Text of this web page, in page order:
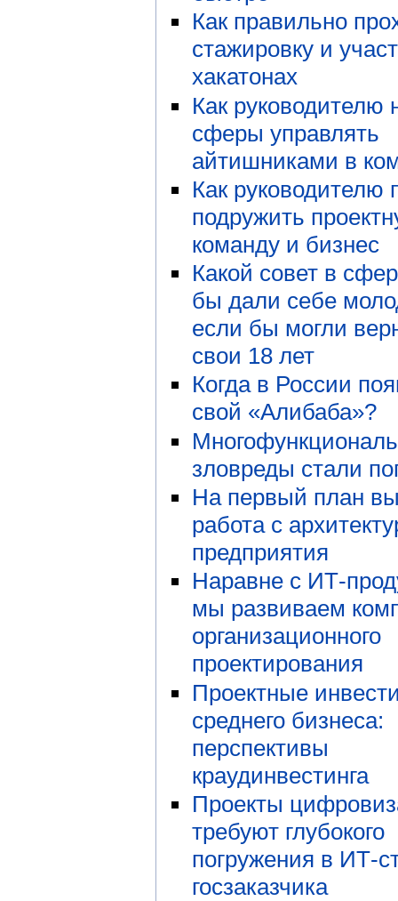
Как правильно
стажировку и
хакатонах
Как руководителю
сферы управлять
айтишниками в
Как руководителю
подружить
команду и бизнес
Какой совет в
бы дали себе
если бы могли
свои 18 лет
Когда в России
свой «Алибаба»?
зловреды стали
На первый план
работа с
предприятия
Наравне с ИТ-
мы развиваем
организационного
проектирования
Проектные
среднего бизнеса:
перспективы
краудинвестинга
Проекты
требуют глубокого
погружения в ИТ-
госзаказчика